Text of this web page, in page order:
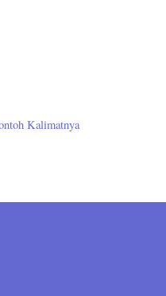
Kalimatnya